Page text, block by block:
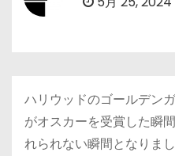
ハリウッドのゴールデン
がオスカーを受賞した瞬
れられない瞬間となりま